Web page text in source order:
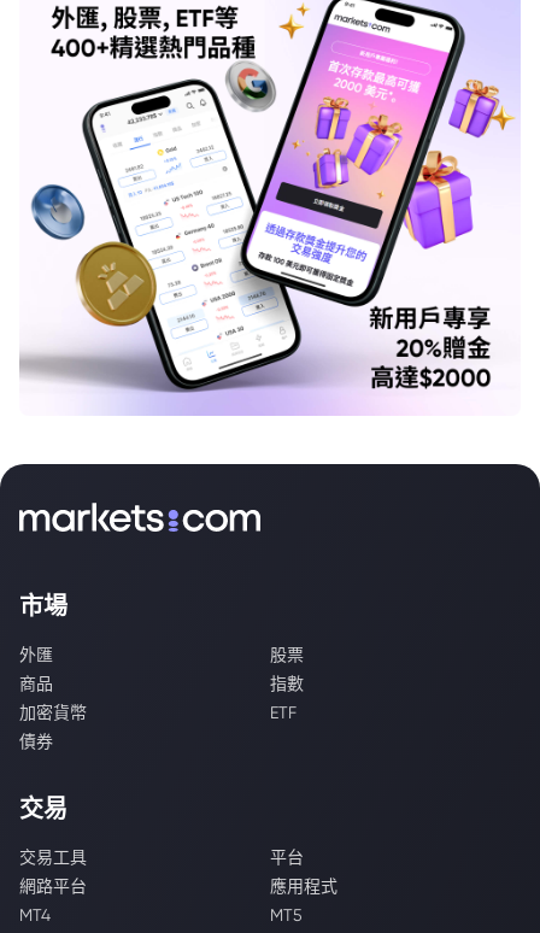
市場
外匯
股票
商品
指數
加密貨幣
ETF
債券
交易
交易工具
平台
網路平台
應用程式
MT4
MT5